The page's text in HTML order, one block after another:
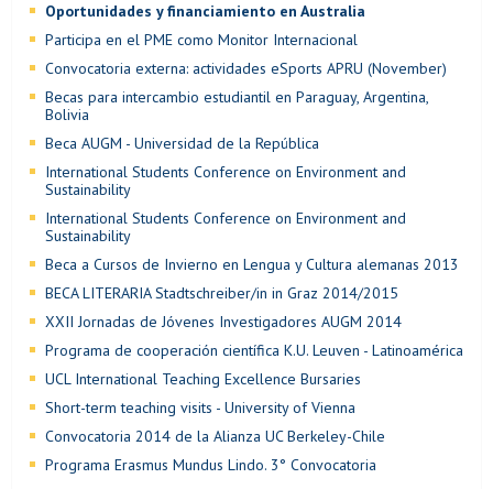
Oportunidades y financiamiento en Australia
Participa en el PME como Monitor Internacional
Convocatoria externa: actividades eSports APRU (November)
Becas para intercambio estudiantil en Paraguay, Argentina,
Bolivia
Beca AUGM - Universidad de la República
International Students Conference on Environment and
Sustainability
International Students Conference on Environment and
Sustainability
Beca a Cursos de Invierno en Lengua y Cultura alemanas 2013
BECA LITERARIA Stadtschreiber/in in Graz 2014/2015
XXII Jornadas de Jóvenes Investigadores AUGM 2014
Programa de cooperación científica K.U. Leuven - Latinoamérica
UCL International Teaching Excellence Bursaries
Short-term teaching visits - University of Vienna
Convocatoria 2014 de la Alianza UC Berkeley-Chile
Programa Erasmus Mundus Lindo. 3° Convocatoria